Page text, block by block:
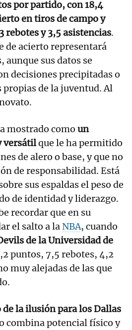
por partido, con 18,4
en tiros de campo y
rebotes y 3,5 asistencias.
de acierto representará
aunque sus datos se
decisiones precipitadas o
de la juventud. Al
mostrado como un
versátilque le ha permitido
de alero o base, y que no
de responsabilidad. Está
sus espaldas el peso de
de identidad y liderazgo.
recordar que en su
el salto a la NBA, cuando
de la Universidad de
puntos, 7,5 rebotes, 4,2
muy alejadas de las que
la ilusión para los Dallas
combina potencial físico y